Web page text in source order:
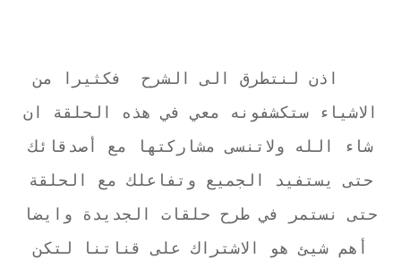
اذن لنتطرق الى الشرح فكثيرا من
الاشياء ستكشفونه معي في هذه الحلقة ان
شاء الله ولاتنسى مشاركتها مع أصدقائك
حتى يستفيد الجميع وتفاعلك مع الحلقة
حتى نستمر في طرح حلقات الجديدة وايضا
أهم شيئ هو الاشتراك على قناتنا لتكن